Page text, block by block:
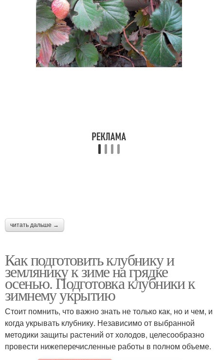
читать дальше →
Как подготовить клубнику и
землянику к зиме на грядке
осенью. Подготовка клубники к
зимнему укрытию
Стоит помнить, что важно знать не только как, но и чем, и
когда укрывать клубнику. Независимо от выбранной
методики защиты растений от холодов, целесообразно
провести нижеперечисленные работы в полном объеме.